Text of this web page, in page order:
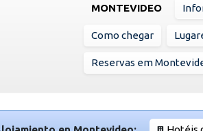
MONTEVIDEO
Como chegar
Reservas em